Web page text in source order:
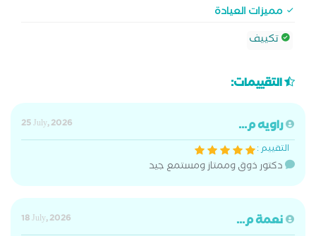
مميزات العيادة
تكييف
التقييمات:
راويه م...
25 July, 2026
التقييم :
دكتور ذوق وممتاز ومستمع جيد
نعمة م...
18 July, 2026